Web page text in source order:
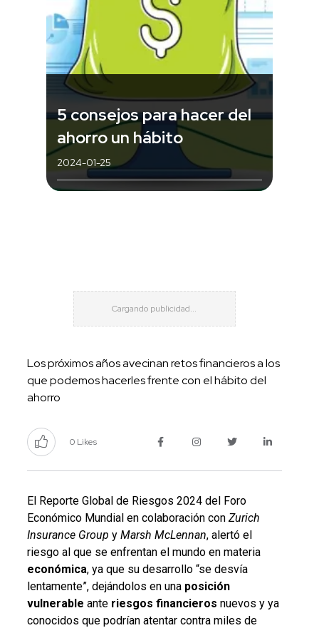
5 consejos para hacer del
ahorro un hábito
2024-01-25
Los próximos años avecinan retos financieros a los
que podemos hacerles frente con el hábito del
ahorro
0 Likes
El Reporte Global de Riesgos 2024 del Foro
Económico Mundial en colaboración con Zurich
Insurance Group y Marsh McLennan, alertó el
riesgo al que se enfrentan el mundo en materia
económica, ya que su desarrollo “se desvía
lentamente”, dejándolos en una posición
vulnerable ante riesgos financieros nuevos y ya
conocidos que podrían atentar contra miles de